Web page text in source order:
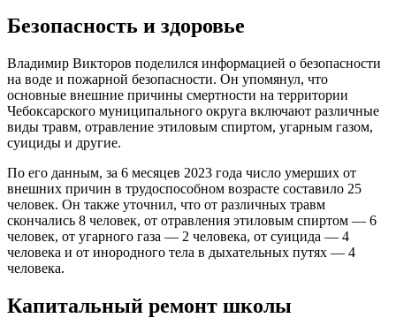
Безопасность и здоровье
Владимир Викторов поделился информацией о безопасности
на воде и пожарной безопасности. Он упомянул, что
основные внешние причины смертности на территории
Чебоксарского муниципального округа включают различные
виды травм, отравление этиловым спиртом, угарным газом,
суициды и другие.
По его данным, за 6 месяцев 2023 года число умерших от
внешних причин в трудоспособном возрасте составило 25
человек. Он также уточнил, что от различных травм
скончались 8 человек, от отравления этиловым спиртом — 6
человек, от угарного газа — 2 человека, от суицида — 4
человека и от инородного тела в дыхательных путях — 4
человека.
Капитальный ремонт школы